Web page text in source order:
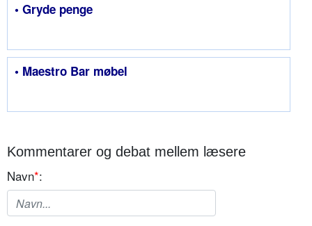
• Gryde penge
• Maestro Bar møbel
Kommentarer og debat mellem læsere
Navn*: